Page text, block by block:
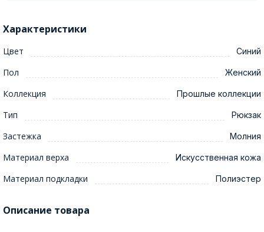
Характеристики
Цвет Синий
Пол Женский
Коллекция Прошлые коллекции
Тип Рюкзак
Застежка Молния
Материал верха Искусственная кожа
Материал подкладки Полиэстер
Описание товара